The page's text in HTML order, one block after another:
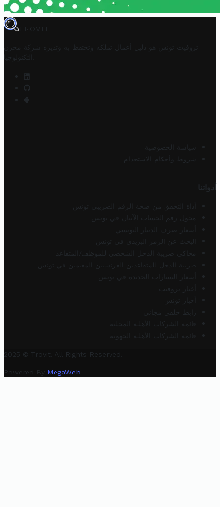
TROVIT
تروفيت تونس هو دليل أعمال تملكه وتحتفظ به وتديره
شركة مخزن
التكنولوجيا
سياسة الخصوصية
شروط وأحكام الاستخدام
أدواتنا
أداة التحقق من صحة الرقم الضريبي تونس
محول رقم الحساب الآيبان في تونس
أسعار صرف الدينار التونسي
البحث عن الرمز البريدي في تونس
محاكي ضريبة الدخل الشخصي للموظف/المتقاعد
ضريبة الدخل للمتقاعدين الفرنسيين المقيمين في تونس
أسعار السيارات الجديدة في تونس
أخبار تروفيت
أخبار تونس
رابط خلفي مجاني
قائمة الشركات الأهلية المحلية
قائمة الشركات الأهلية الجهوية
2025 © Trovit. All Rights Reserved.
Powered By MegaWeb